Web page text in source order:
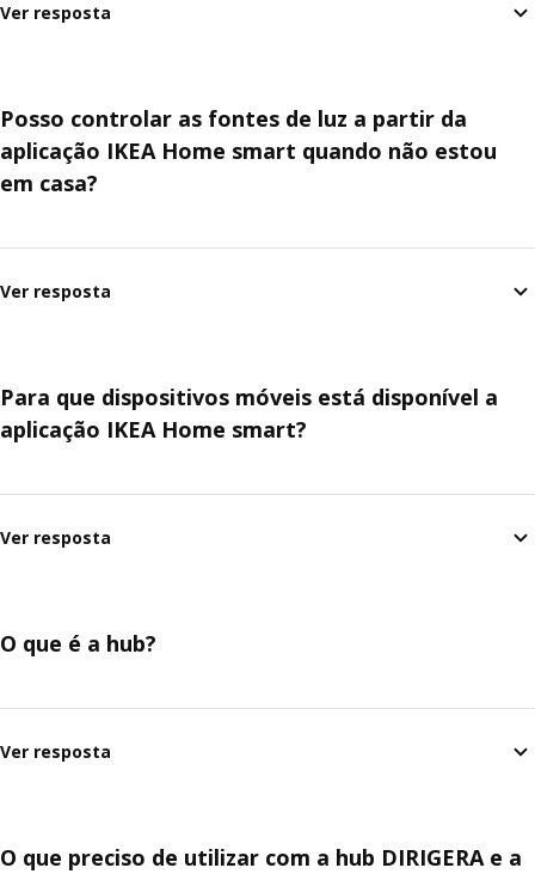
Ver resposta
Posso controlar as fontes de luz a partir da
aplicação IKEA Home smart quando não estou
em casa?
Ver resposta
Para que dispositivos móveis está disponível a
aplicação IKEA Home smart?
Ver resposta
O que é a hub?
Ver resposta
O que preciso de utilizar com a hub DIRIGERA e a